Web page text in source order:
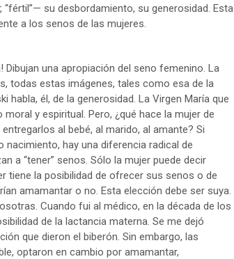
, “fértil”— su desbordamiento, su generosidad. Esta
a los senos de las mujeres.
una apropiación del seno femenino. La
todas estas imágenes, tales como esa de la
él, de la generosidad. La Virgen María que
y espiritual. Pero, ¿qué hace la mujer de
al bebé, al marido, al amante? Si
hay una diferencia radical de
a “tener” senos. Sólo la mujer puede decir
tiene la posibilidad de ofrecer sus senos o de
amamantar o no. Esta elección debe ser suya.
Cuando fui al médico, en la década de los
de la lactancia materna. Se me dejó
que dieron el biberón. Sin embargo, las
optaron en cambio por amamantar,